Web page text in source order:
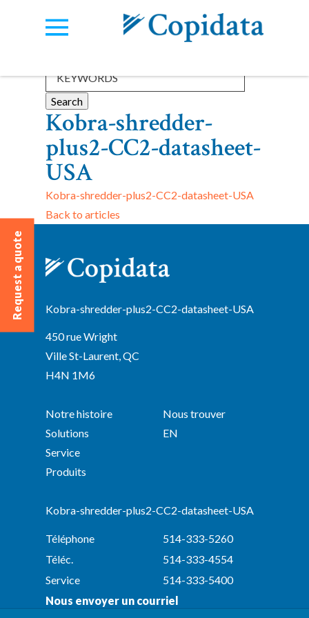
Request a quote
Categories:
Kobra-shredder-
plus2-CC2-datasheet-
USA
Kobra-shredder-plus2-CC2-datasheet-USA
Back to articles
Kobra-shredder-plus2-CC2-datasheet-USA
450 rue Wright
Ville St-Laurent, QC
H4N 1M6
Notre histoire
Solutions
Service
Produits
Nous trouver
EN
Kobra-shredder-plus2-CC2-datasheet-USA
Téléphone
514-333-5260
Téléc.
514-333-4554
Service
514-333-5400
Nous envoyer un courriel